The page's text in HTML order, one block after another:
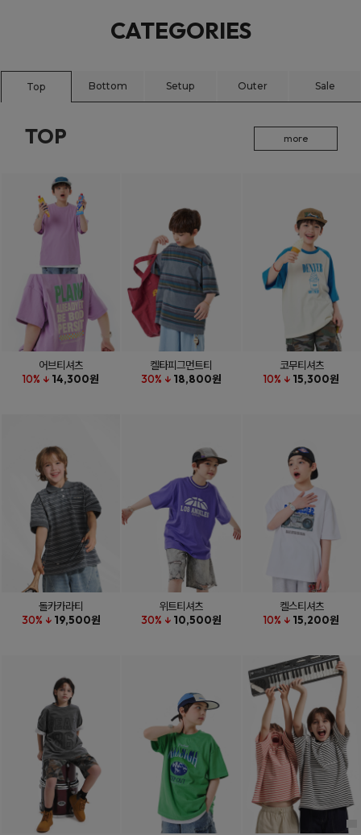
CATEGORIES
Top Bottom Setup Outer Sale
TOP more
어브티셔츠
10% ↓ 14,300원
켈타피그먼트티
30% ↓ 18,800원
코무티셔츠
10% ↓ 15,300원
돌카카라티
30% ↓ 19,500원
위트티셔츠
30% ↓ 10,500원
켈스티셔츠
10% ↓ 15,200원